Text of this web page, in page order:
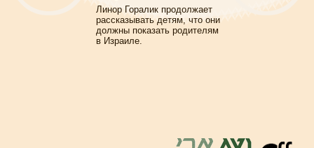
Линор Горалик продолжает
рассказывать детям, что они
должны показать родителям
в Израиле.